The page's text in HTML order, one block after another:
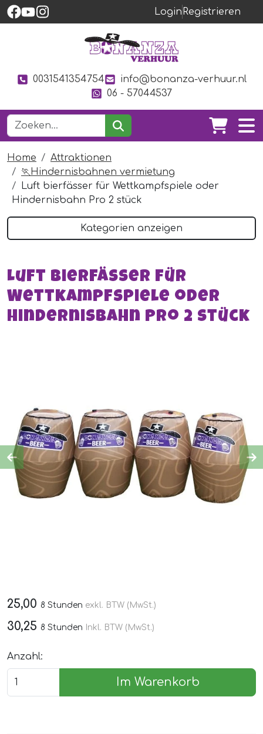
Login Registrieren
0031541354754
info@bonanza-verhuur.nl
06 - 57044537
Home
Attraktionen
🏃Hindernisbahnen vermietung
Luft bierfässer für Wettkampfspiele oder
Hindernisbahn Pro 2 stück
Kategorien anzeigen
Luft bierfässer für
Wettkampfspiele oder
Hindernisbahn Pro 2 stück
25,00 8 Stunden exkl. BTW (MwSt.)
30,25 8 Stunden Inkl. BTW (MwSt.)
Anzahl:
Im Warenkorb
Previous